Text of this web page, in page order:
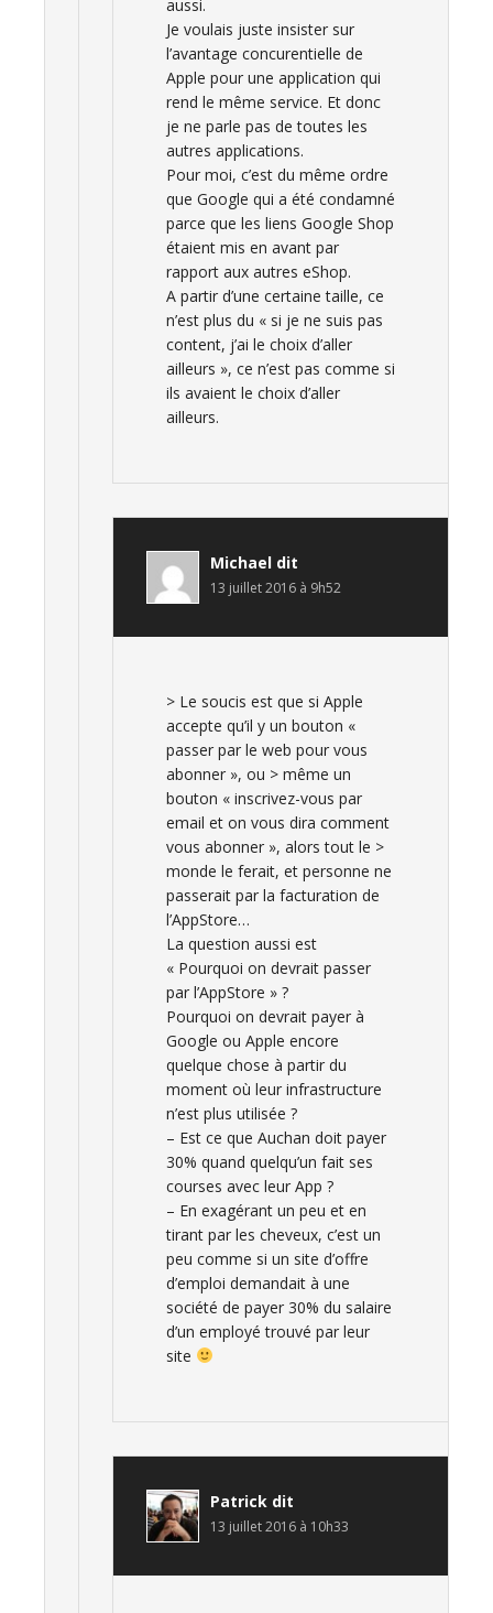
aussi.
Je voulais juste insister sur
l’avantage concurentielle de
Apple pour une application qui
rend le même service. Et donc
je ne parle pas de toutes les
autres applications.
Pour moi, c’est du même ordre
que Google qui a été condamné
parce que les liens Google Shop
étaient mis en avant par
rapport aux autres eShop.
A partir d’une certaine taille, ce
n’est plus du « si je ne suis pas
content, j’ai le choix d’aller
ailleurs », ce n’est pas comme si
ils avaient le choix d’aller
ailleurs.
Michael dit
13 juillet 2016 à 9h52
> Le soucis est que si Apple
accepte qu’il y un bouton «
passer par le web pour vous
abonner », ou > même un
bouton « inscrivez-vous par
email et on vous dira comment
vous abonner », alors tout le >
monde le ferait, et personne ne
passerait par la facturation de
l’AppStore…
La question aussi est
« Pourquoi on devrait passer
par l’AppStore » ?
Pourquoi on devrait payer à
Google ou Apple encore
quelque chose à partir du
moment où leur infrastructure
n’est plus utilisée ?
– Est ce que Auchan doit payer
30% quand quelqu’un fait ses
courses avec leur App ?
– En exagérant un peu et en
tirant par les cheveux, c’est un
peu comme si un site d’offre
d’emploi demandait à une
société de payer 30% du salaire
d’un employé trouvé par leur
site
Patrick dit
13 juillet 2016 à 10h33